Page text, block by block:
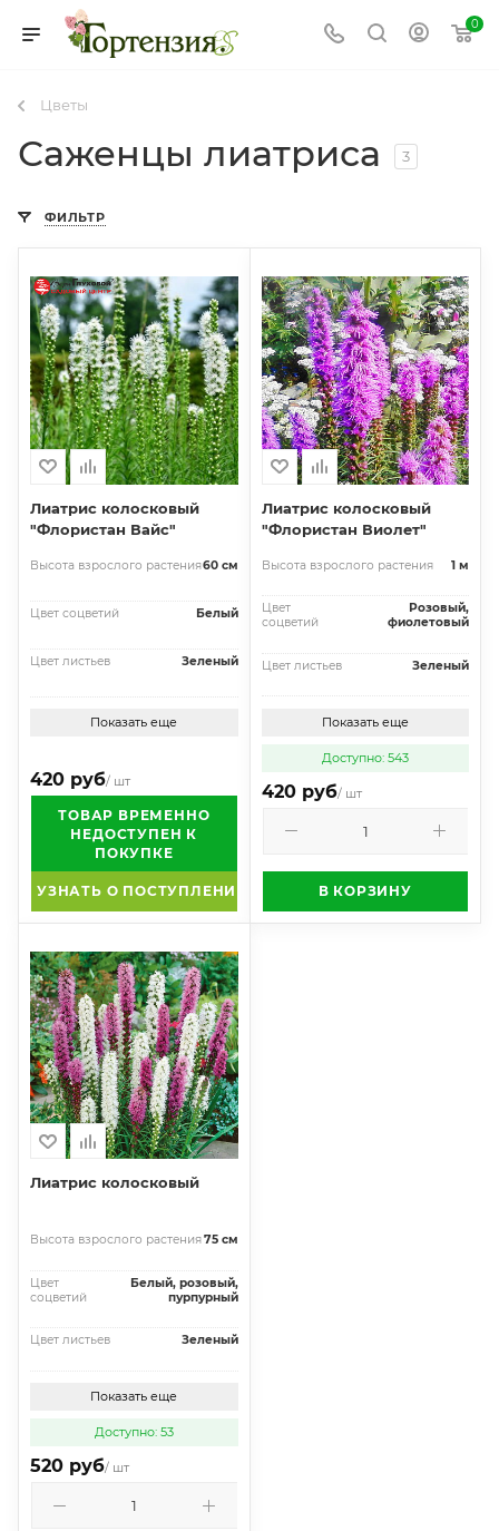
0
Цветы
Саженцы лиатриса 3
ФИЛЬТР
Лиатрис колосковый
"Флористан Вайс"
Высота взрослого растения60 см
Цвет соцветий Белый
Цвет листьев Зеленый
Показать еще
420 руб/ шт
ТОВАР ВРЕМЕННО
НЕДОСТУПЕН К
ПОКУПКЕ
УЗНАТЬ О ПОСТУПЛЕНИИ
Лиатрис колосковый
"Флористан Виолет"
Высота взрослого растения 1 м
Цвет
соцветий
Розовый,
фиолетовый
Цвет листьев Зеленый
Показать еще
Доступно: 543
420 руб/ шт
В КОРЗИНУ
Лиатрис колосковый
Высота взрослого растения75 см
Цвет
соцветий
Белый, розовый,
пурпурный
Цвет листьев Зеленый
Показать еще
Доступно: 53
520 руб/ шт